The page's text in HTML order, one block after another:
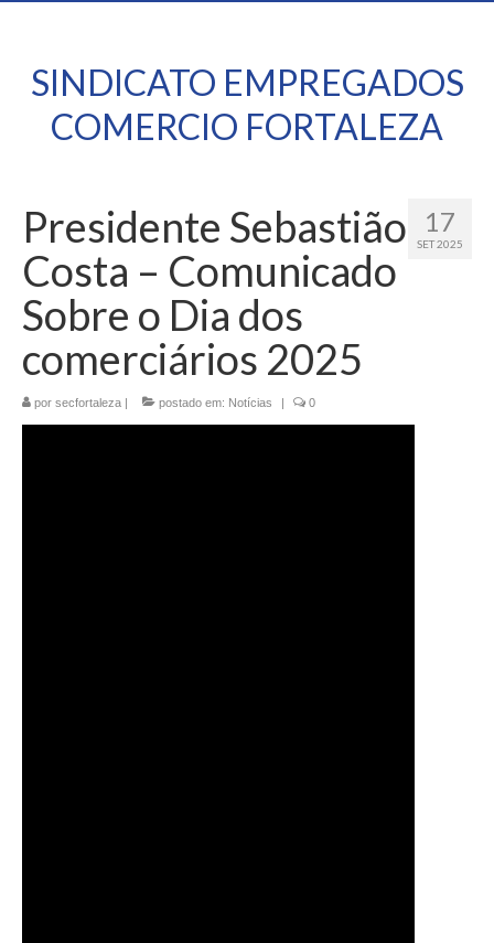
SINDICATO EMPREGADOS
COMERCIO FORTALEZA
17
SET 2025
Presidente Sebastião
Costa – Comunicado
Sobre o Dia dos
comerciários 2025
por secfortaleza | postado em: Notícias | 0